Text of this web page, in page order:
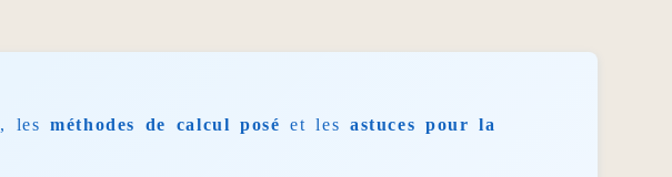
, lesméthodes de calcul posé et lesastuces pour la